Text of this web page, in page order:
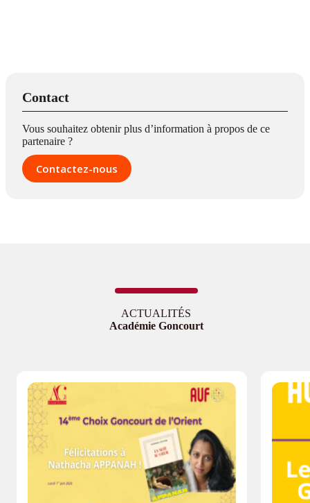
Contact
Vous souhaitez obtenir plus d’information à propos de ce
partenaire ?
Contactez-nous
ACTUALITÉS
Académie Goncourt